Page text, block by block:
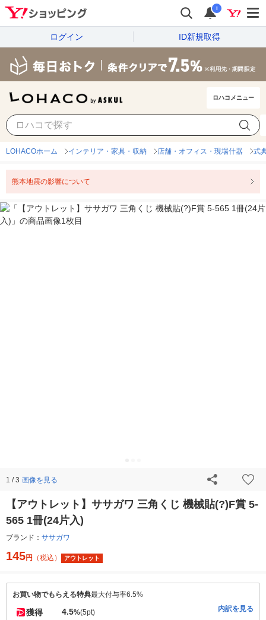
i
ログイン ID新規取得
ロハコメニュー
LOHACOホーム インテリア・家具・収納 店舗・オフィス・現場什器 式
熊本地震の影響について
1 / 3 画像を見る
【アウトレット】ササガワ 三角くじ 機械貼(?)F賞 5-
565 1冊(24片入)
ブランド： ササガワ
145円 （税込） アウトレット
お買い物でもらえる特典最大付与率6.5%
獲得 4.5%(5pt) 内訳を見る